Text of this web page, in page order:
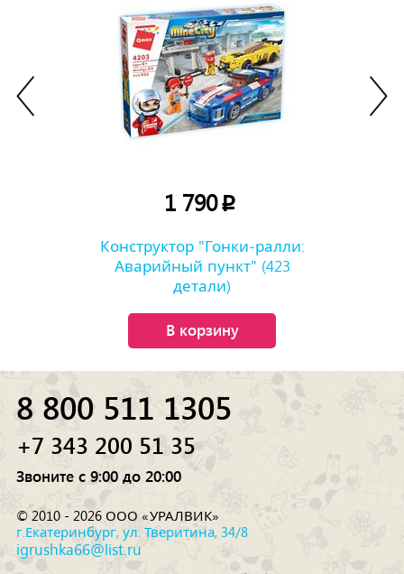
1 790p
Конструктор "Гонки-ралли:
Аварийный пункт" (423
детали)
В корзину
8 800 511 1305
+7 343 200 51 35
Звоните с 9:00 до 20:00
© 2010 - 2026 ООО «УРАЛВИК»
г.Екатеринбург, ул. Тверитина, 34/8
igrushka66@list.ru